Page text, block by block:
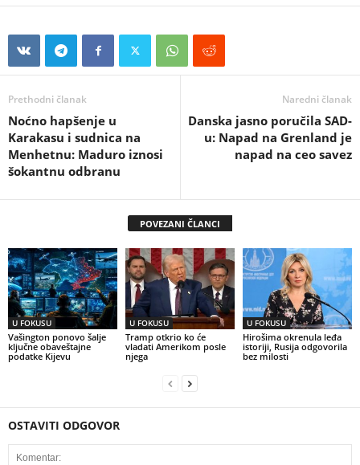
Prethodni članak
Noćno hapšenje u
Karakasu i sudnica na
Menhetnu: Maduro iznosi
šokantnu odbranu
Naredni članak
Danska jasno poručila SAD-
u: Napad na Grenland je
napad na ceo savez
POVEZANI ČLANCI
U FOKUSU
Vašington ponovo šalje
ključne obaveštajne
podatke Kijevu
U FOKUSU
Tramp otkrio ko će
vladati Amerikom posle
njega
U FOKUSU
Hirošima okrenula leđa
istoriji, Rusija odgovorila
bez milosti
OSTAVITI ODGOVOR